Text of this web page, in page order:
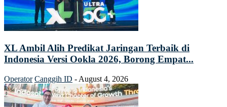
XL Ambil Alih Predikat Jaringan Terbaik di
Indonesia Versi Ookla 2026, Borong Empat...
Operator Canggih ID - August 4, 2026